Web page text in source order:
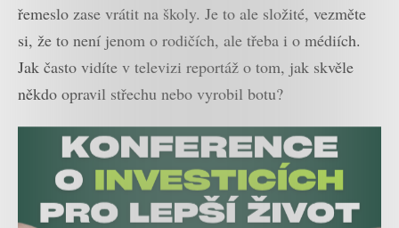
řemeslo zase vrátit na školy. Je to ale složité, vezměte
si, že to není jenom o rodičích, ale třeba i o médiích.
Jak často vidíte v televizi reportáž o tom, jak skvěle
někdo opravil střechu nebo vyrobil botu?